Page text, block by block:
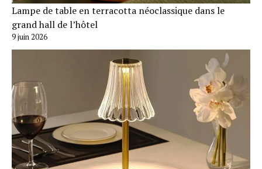
Lampe de table en terracotta néoclassique dans le
grand hall de l’hôtel
9 juin 2026